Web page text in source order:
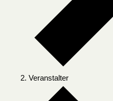
Veranstalter